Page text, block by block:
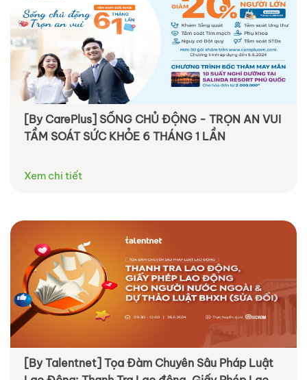
[By CarePlus] SỐNG CHỦ ĐỘNG - TRỌN AN VUI
TẦM SOÁT SỨC KHỎE 6 THÁNG 1 LẦN
Xem chi tiết
[By Talentnet] Tọa Đàm Chuyên Sâu Pháp Luật